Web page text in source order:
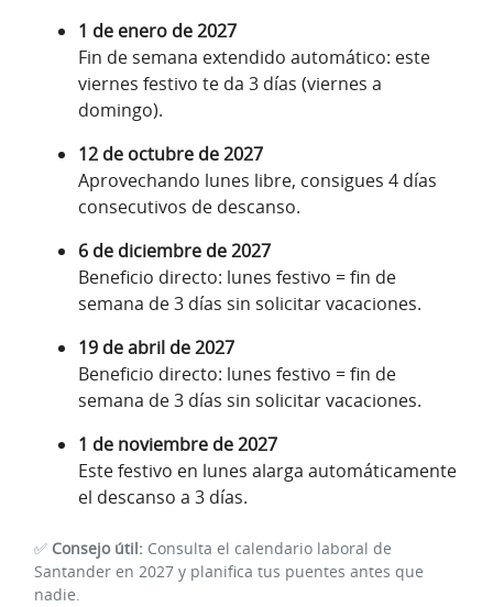
1 de enero de 2027
Fin de semana extendido automático: este
viernes festivo te da 3 días (viernes a
domingo).
12 de octubre de 2027
Aprovechando lunes libre, consigues 4 días
consecutivos de descanso.
6 de diciembre de 2027
Beneficio directo: lunes festivo = fin de
semana de 3 días sin solicitar vacaciones.
19 de abril de 2027
Beneficio directo: lunes festivo = fin de
semana de 3 días sin solicitar vacaciones.
1 de noviembre de 2027
Este festivo en lunes alarga automáticamente
el descanso a 3 días.
✅ Consejo útil: Consulta el calendario laboral de
Santander en 2027 y planifica tus puentes antes que
nadie.